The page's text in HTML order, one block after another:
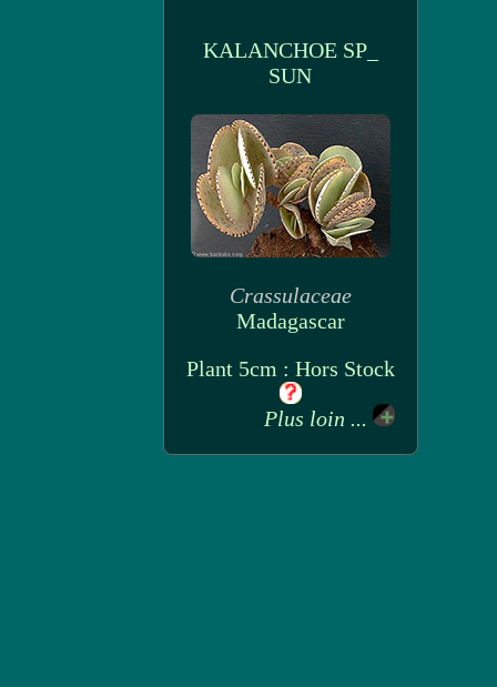
KALANCHOE SP_
SUN
Crassulaceae
Madagascar
Plant 5cm : Hors Stock
Plus loin ...